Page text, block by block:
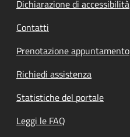
Dichiarazione di accessibilità
Contatti
Prenotazione appuntamento
Richiedi assistenza
Statistiche del portale
Leggi le FAQ